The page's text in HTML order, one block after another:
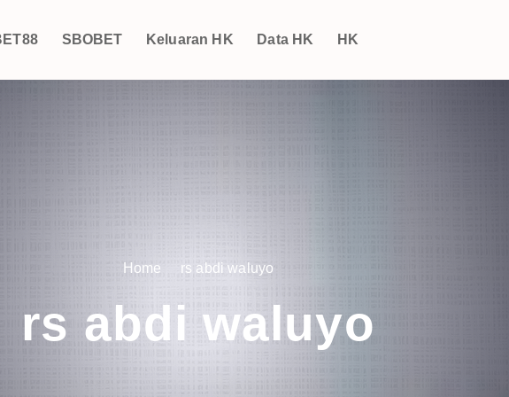
SBOBET Keluaran HK Data HK HK
Home rs abdi waluyo
rs abdi waluyo